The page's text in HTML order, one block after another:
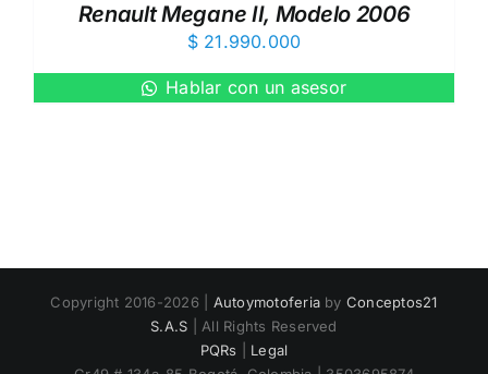
Renault Megane II, Modelo 2006
$21.990.000
Hablar con un asesor
Copyright 2016-2026 | Autoymotoferia by Conceptos21
S.A.S | All Rights Reserved
PQRs
Legal